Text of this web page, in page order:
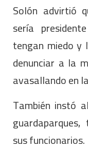
Solón advirtió
sería
tengan miedo y
denunciar a la
avasallando en
También instó
sus funcionarios.